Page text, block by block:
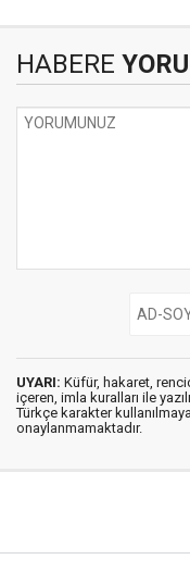
HABERE
UYARI: Küfür, hakaret,
içeren, imla kuralları ile
Türkçe karakter
onaylanmamaktadır.